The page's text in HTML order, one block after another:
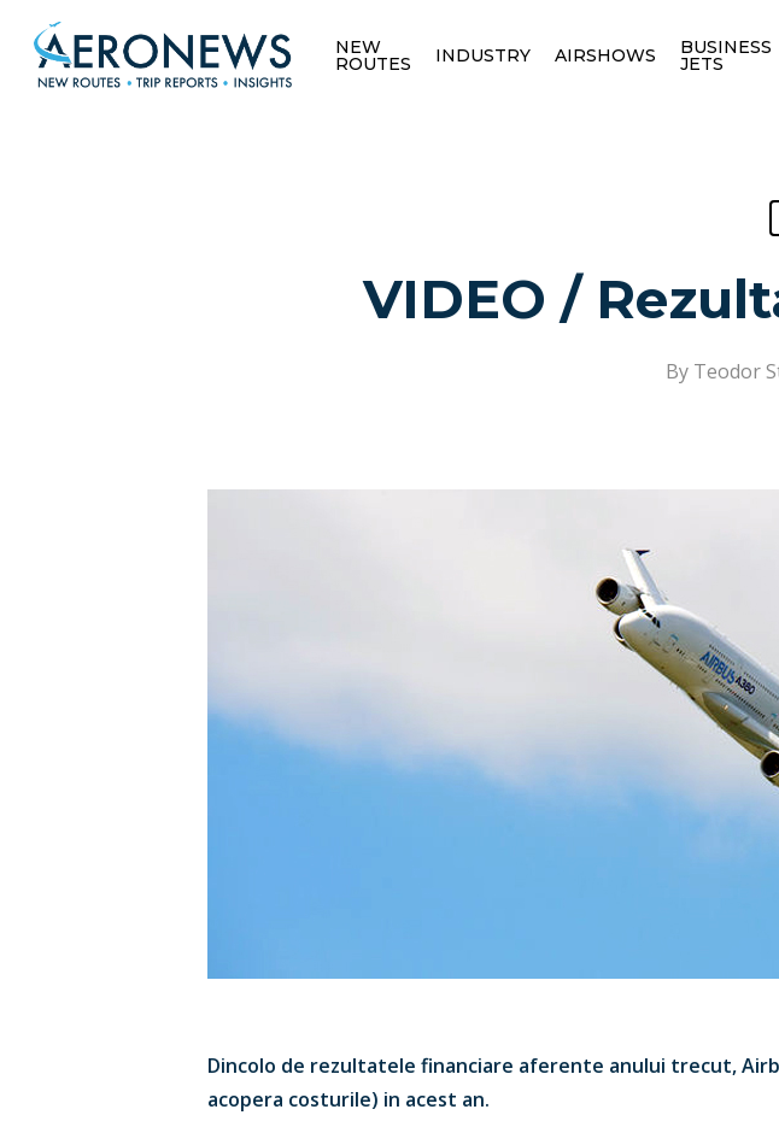
NEW
ROUTES INDUSTRY AIRSHOWS BUSINESS
JETS
VIDEO /
By Teodor
Dincolo de rezultatele financiare aferente anului trecut,
acopera costurile) in acest an.